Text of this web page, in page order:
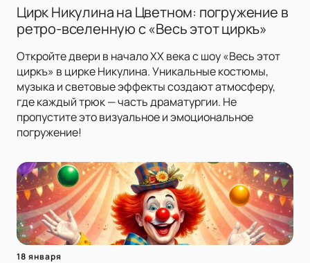
Цирк Никулина на Цветном: погружение в
ретро-вселенную с «Весь этот циркъ»
Откройте двери в начало XX века с шоу «Весь этот
циркъ» в цирке Никулина. Уникальные костюмы,
музыка и световые эффекты создают атмосферу,
где каждый трюк — часть драматургии. Не
пропустите это визуальное и эмоциональное
погружение!
18 января